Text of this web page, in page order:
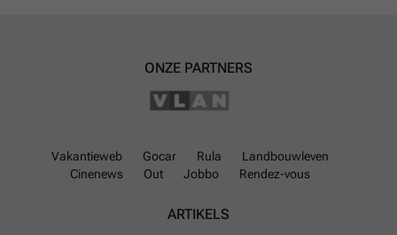
ONZE PARTNERS
Vakantieweb Gocar Rula
Landbouwleven
Cinenews
Out Jobbo Rendez-vous
ARTIKELS